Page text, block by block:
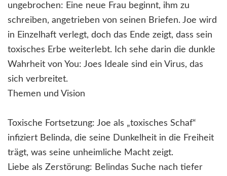
ungebrochen: Eine neue Frau beginnt, ihm zu
schreiben, angetrieben von seinen Briefen. Joe wird
in Einzelhaft verlegt, doch das Ende zeigt, dass sein
toxisches Erbe weiterlebt. Ich sehe darin die dunkle
Wahrheit von You: Joes Ideale sind ein Virus, das
sich verbreitet.
Themen und Vision
Toxische Fortsetzung: Joe als „toxisches Schaf“
infiziert Belinda, die seine Dunkelheit in die Freiheit
trägt, was seine unheimliche Macht zeigt.
Liebe als Zerstörung: Belindas Suche nach tiefer